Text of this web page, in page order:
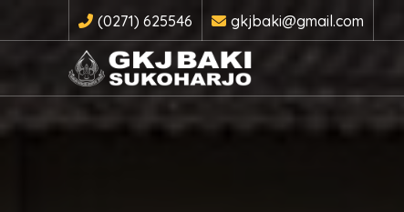
(0271) 625546 gkjbaki@gmail.com